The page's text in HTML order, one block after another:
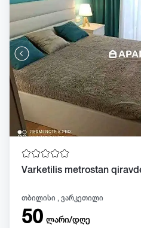
თბილისი , ვარკეთილი
50 ლარი/დღე